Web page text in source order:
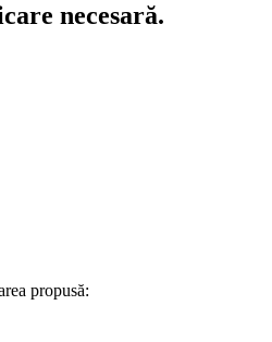
necesară.
propusă: